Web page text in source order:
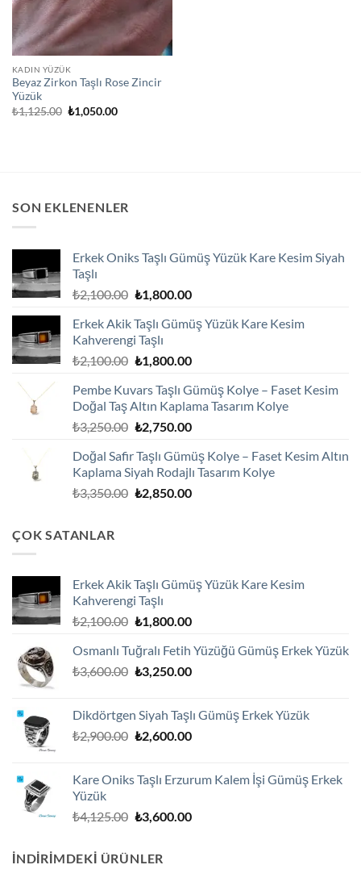
KADIN YÜZÜK
Beyaz Zirkon Taşlı Rose Zincir
Yüzük
₺1,125.00 Orijinal
fiyat:
₺1,050.00Şu
SON EKLENENLER
Erkek Oniks Taşlı Gümüş Yüzük Kare Kesim Siyah
Taşlı
₺2,100.00 Orijinal
₺2,100.00.
₺1,800.00Şu
fiyat:
Erkek Akik Taşlı Gümüş Yüzük Kare Kesim
Kahverengi Taşlı
₺2,100.00 Orijinal
₺2,100.00.
₺1,800.00Şu
fiyat:
₺1,800.00.
Pembe Kuvars Taşlı Gümüş Kolye – Faset Kesim
Doğal Taş Altın Kaplama Tasarım Kolye
₺3,250.00 Orijinal
₺3,250.00.
₺2,750.00Şu
fiyat:
₺2,750.00.
Doğal Safir Taşlı Gümüş Kolye – Faset Kesim Altın
Kaplama Siyah Rodajlı Tasarım Kolye
₺3,350.00 Orijinal
₺2,850.00Şu
ÇOK SATANLAR
Erkek Akik Taşlı Gümüş Yüzük Kare Kesim
Kahverengi Taşlı
₺2,100.00 Orijinal
₺2,100.00.
₺1,800.00Şu
fiyat:
₺1,800.00.
Osmanlı Tuğralı Fetih Yüzüğü Gümüş Erkek Yüzük
₺3,600.00 Orijinal
₺3,250.00Şu
₺3,250.00.
Dikdörtgen Siyah Taşlı Gümüş Erkek Yüzük
₺2,900.00 Orijinal
₺2,600.00Şu
₺2,600.00.
Kare Oniks Taşlı Erzurum Kalem İşi Gümüş Erkek
Yüzük
₺4,125.00 Orijinal
₺3,600.00Şu
İNDIRIMDEKI ÜRÜNLER